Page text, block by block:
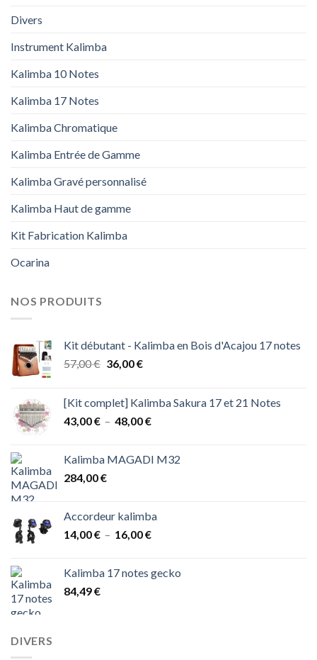
Divers
Instrument Kalimba
Kalimba 10 Notes
Kalimba 17 Notes
Kalimba Chromatique
Kalimba Entrée de Gamme
Kalimba Gravé personnalisé
Kalimba Haut de gamme
Kit Fabrication Kalimba
Ocarina
NOS PRODUITS
Kit débutant - Kalimba en Bois d'Acajou 17 notes
57,00€ Le
était :
57,00 €.
36,00€Le
est :
36,00 €.
[Kit complet] Kalimba Sakura 17 et 21 Notes
43,00€ – 48,00€Plage
43,00 €
Kalimba MAGADI M32
284,00€
Accordeur kalimba
14,00€ – 16,00€Plage
14,00 €
Kalimba 17 notes gecko
84,49€
DIVERS